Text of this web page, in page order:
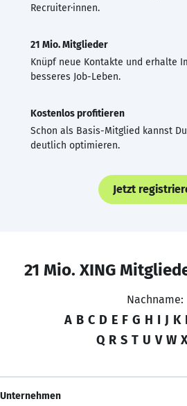
Recruiter·innen.
21 Mio. Mitglieder
Knüpf neue Kontakte und erhalte
besseres Job-Leben.
Kostenlos profitieren
Schon als Basis-Mitglied kannst
deutlich optimieren.
Jetzt
21 Mio. XING
Nachname:
A B C D E F G H I J K
Q R S T U V W X
Unternehmen